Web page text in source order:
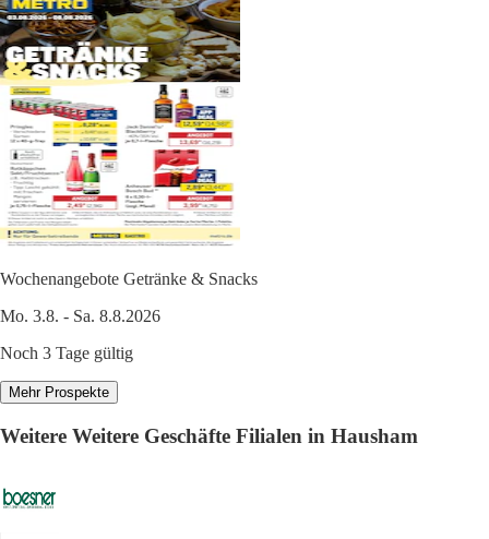
Wochenangebote Getränke & Snacks
Mo. 3.8. - Sa. 8.8.2026
Noch 3 Tage gültig
Mehr Prospekte
Weitere Weitere Geschäfte Filialen in Hausham